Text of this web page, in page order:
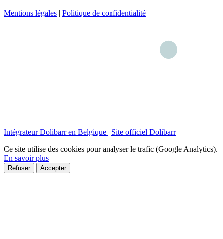
Mentions légales | Politique de confidentialité
Intégrateur Dolibarr en Belgique | Site officiel Dolibarr
Ce site utilise des cookies pour analyser le trafic (Google Analytics).
En savoir plus
Refuser Accepter